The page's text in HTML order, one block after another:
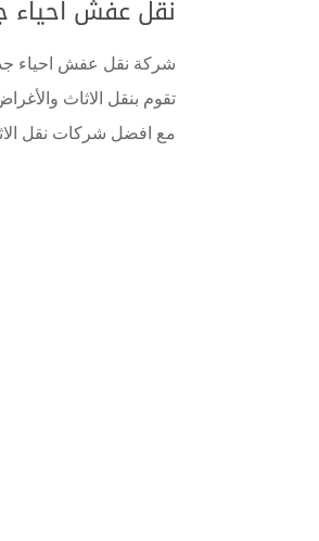
نقل عفش احياء جدة 0555583146
شركة نقل عفش احياء
تقوم بنقل الاثاث
مع افضل شركات نقل